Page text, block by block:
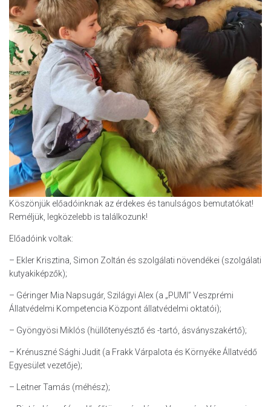
Köszönjük előadóinknak az érdekes és tanulságos bemutatókat!
Reméljük, legközelebb is találkozunk!
Előadóink voltak:
– Ekler Krisztina, Simon Zoltán és szolgálati növendékei (szolgálati
kutyakiképzők);
– Géringer Mia Napsugár, Szilágyi Alex (a „PUMI” Veszprémi
Állatvédelmi Kompetencia Központ állatvédelmi oktatói);
– Gyöngyösi Miklós (hüllőtenyésztő és -tartó, ásványszakértő);
– Krénuszné Sághi Judit (a Frakk Várpalota és Környéke Állatvédő
Egyesület vezetője);
– Leitner Tamás (méhész);